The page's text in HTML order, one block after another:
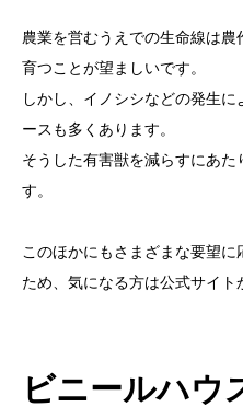
農業を営むうえでの生命線は
育つことが望ましいです。
しかし、イノシシなどの発生
ースも多くあります。
そうした有害獣を減らすにあ
す。
このほかにもさまざまな要望
ため、気になる方は公式サイト
ビニールハウ